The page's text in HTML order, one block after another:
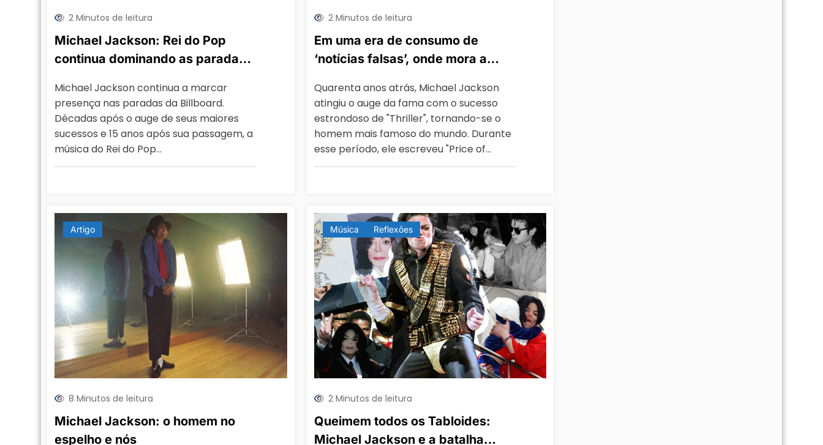
2 Minutos de leitura
Michael Jackson: Rei do Pop
continua dominando as paradas
Michael Jackson continua a marcar
presença nas paradas da Billboard.
Décadas após o auge de seus maiores
sucessos e 15 anos após sua passagem, a
música do Rei do Pop…
2 Minutos de leitura
Em uma era de consumo de
‘notícias falsas’, onde mora a
Quarenta anos atrás, Michael Jackson
atingiu o auge da fama com o sucesso
estrondoso de "Thriller", tornando-se o
homem mais famoso do mundo. Durante
esse período, ele escreveu "Price of…
Artigo
8 Minutos de leitura
Michael Jackson: o homem no
espelho e nós
Música Reflexões
2 Minutos de leitura
Queimem todos os Tabloides:
Michael Jackson e a batalha